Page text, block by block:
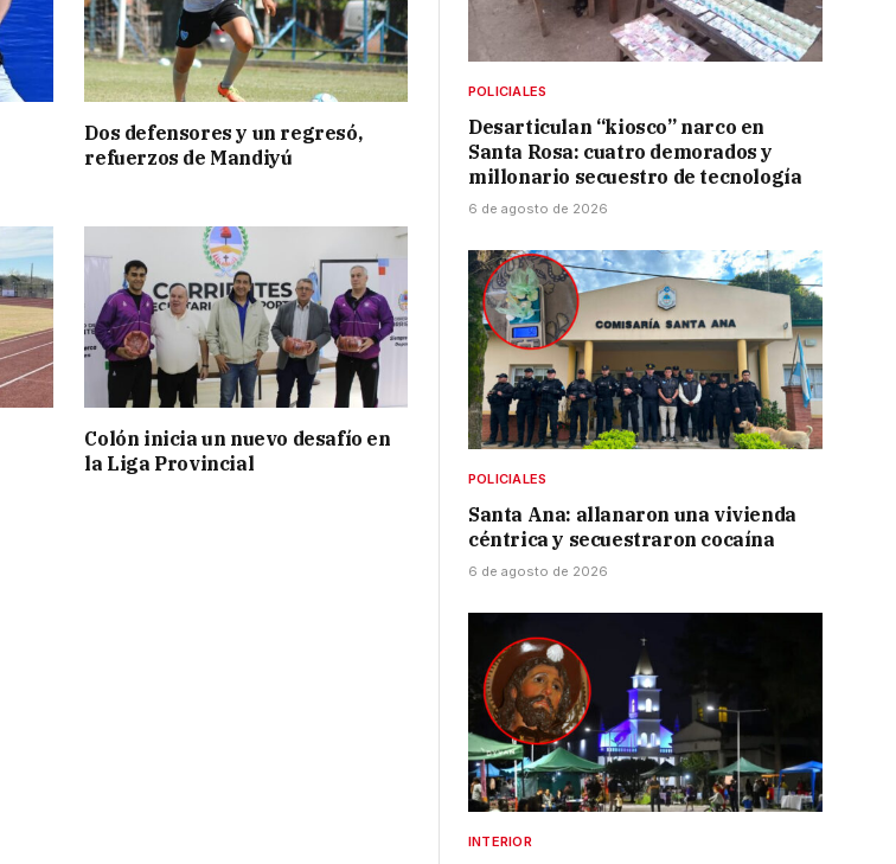
Dos defensores y un regresó,
refuerzos de Mandiyú
Colón inicia un nuevo desafío en
la Liga Provincial
POLICIALES
Desarticulan “kiosco” narco en
Santa Rosa: cuatro demorados y
millonario secuestro de tecnología
6 de agosto de 2026
POLICIALES
Santa Ana: allanaron una vivienda
céntrica y secuestraron cocaína
6 de agosto de 2026
INTERIOR